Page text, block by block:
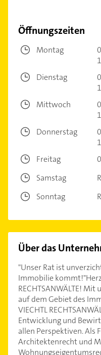
Öffnungszeiten
Montag
Dienstag
Mittwoch
Donnerstag
Freitag
Samstag
Sonntag
Über das
"Unser Rat ist
Immobilie
RECHTSANWÄLTE!
auf dem Gebiet des
VIECHTL
Entwicklung und
allen Perspektiven. Als
Architektenrecht und